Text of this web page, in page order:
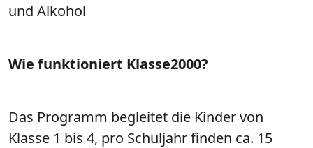
und Alkohol
Wie funktioniert Klasse2000?
Das Programm begleitet die Kinder von
Klasse 1 bis 4, pro Schuljahr finden ca. 15